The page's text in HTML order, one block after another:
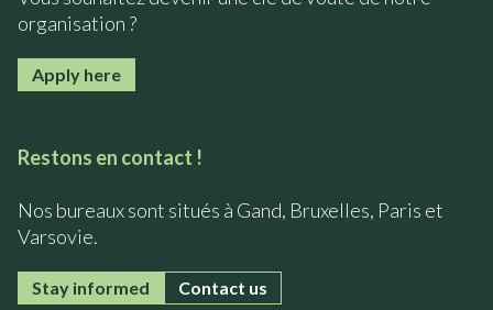
organisation ?
Apply here
Restons en contact !
Nos bureaux sont situés à Gand, Bruxelles, Paris et
Varsovie.
Stay informed Contact us